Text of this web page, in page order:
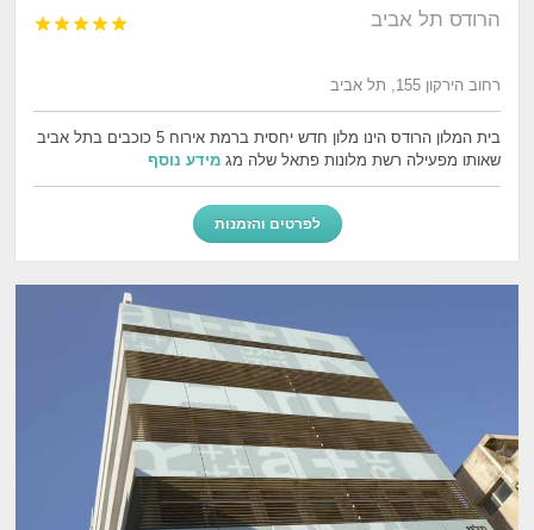
הרודס תל אביב 




רחוב הירקון 155, תל אביב
בית המלון הרודס הינו מלון חדש יחסית ברמת אירוח 5 כוכבים בתל אביב
שאותו מפעילה רשת מלונות פתאל שלה מגמידע נוסף
לפרטים והזמנות